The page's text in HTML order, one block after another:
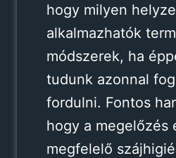
hogy milyen
alkalmazhatók
módszerek, ha
tudunk azonnal
fordulni. Fontos
hogy a megelőzés
megfelelő